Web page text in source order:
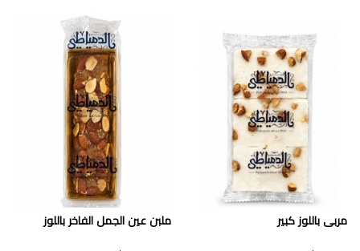
مربى باللوز كبير ملبن عين الجمل الفاخر باللوز